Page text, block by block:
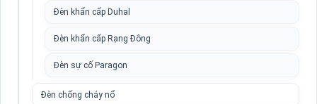
Đèn khẩn cấp Duhal
Đèn khẩn cấp Rạng Đông
Đèn sự cố Paragon
Đèn chống cháy nổ